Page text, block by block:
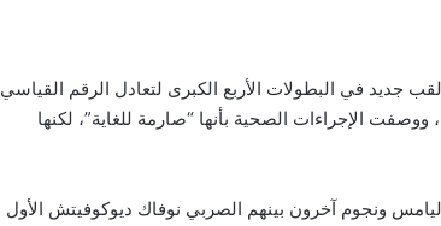
جديد في البطولات الأربع الكبرى لتعادل الرقم القياسي
لقباً، المشاعر نفسها، ووصفت الإجراءات الصحية بأنها “صارمة للغاية”، لكنها
ونجوم آخرون بينهم الصربي نوفاك ديوكوفيتش الأول